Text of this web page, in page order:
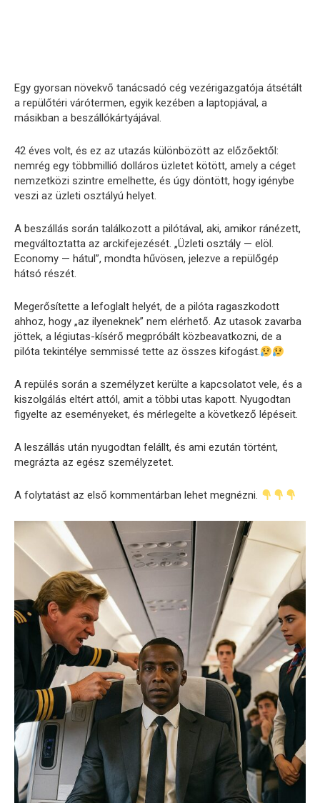
Egy gyorsan növekvő tanácsadó cég vezérigazgatója átsétált
a repülőtéri várótermen, egyik kezében a laptopjával, a
másikban a beszállókártyájával.
42 éves volt, és ez az utazás különbözött az előzőektől:
nemrég egy többmillió dolláros üzletet kötött, amely a céget
nemzetközi szintre emelhette, és úgy döntött, hogy igénybe
veszi az üzleti osztályú helyet.
A beszállás során találkozott a pilótával, aki, amikor ránézett,
megváltoztatta az arckifejezését. „Üzleti osztály — elöl.
Economy — hátul”, mondta hűvösen, jelezve a repülőgép
hátsó részét.
Megerősítette a lefoglalt helyét, de a pilóta ragaszkodott
ahhoz, hogy „az ilyeneknek” nem elérhető. Az utasok zavarba
jöttek, a légiutas-kísérő megpróbált közbeavatkozni, de a
pilóta tekintélye semmissé tette az összes kifogást.
A repülés során a személyzet kerülte a kapcsolatot vele, és a
kiszolgálás eltért attól, amit a többi utas kapott. Nyugodtan
figyelte az eseményeket, és mérlegelte a következő lépéseit.
A leszállás után nyugodtan felállt, és ami ezután történt,
megrázta az egész személyzetet.
A folytatást az első kommentárban lehet megnézni.